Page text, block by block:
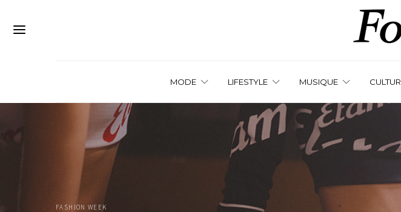
MODE LIFESTYLE MUSIQUE
FASHION WEEK